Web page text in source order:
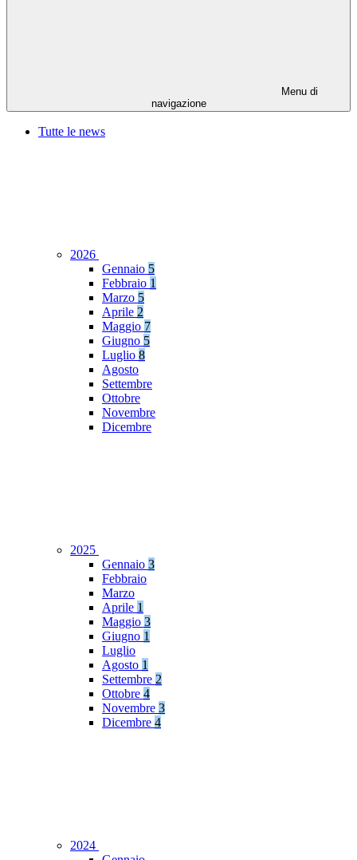
Menu di
navigazione
Tutte le news
2026
Gennaio 5
Febbraio 1
Marzo 5
Aprile 2
Maggio 7
Giugno 5
Luglio 8
Agosto
Settembre
Ottobre
Novembre
Dicembre
2025
Gennaio 3
Febbraio
Marzo
Aprile 1
Maggio 3
Giugno 1
Luglio
Agosto 1
Settembre 2
Ottobre 4
Novembre 3
Dicembre 4
2024